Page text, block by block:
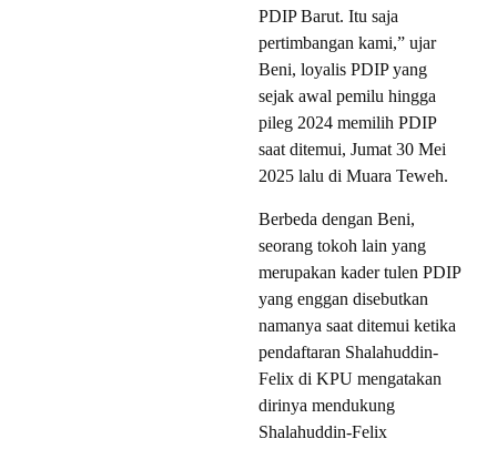
PDIP Barut. Itu saja
pertimbangan kami,” ujar
Beni, loyalis PDIP yang
sejak awal pemilu hingga
pileg 2024 memilih PDIP
saat ditemui, Jumat 30 Mei
2025 lalu di Muara Teweh.
Berbeda dengan Beni,
seorang tokoh lain yang
merupakan kader tulen PDIP
yang enggan disebutkan
namanya saat ditemui ketika
pendaftaran Shalahuddin-
Felix di KPU mengatakan
dirinya mendukung
Shalahuddin-Felix